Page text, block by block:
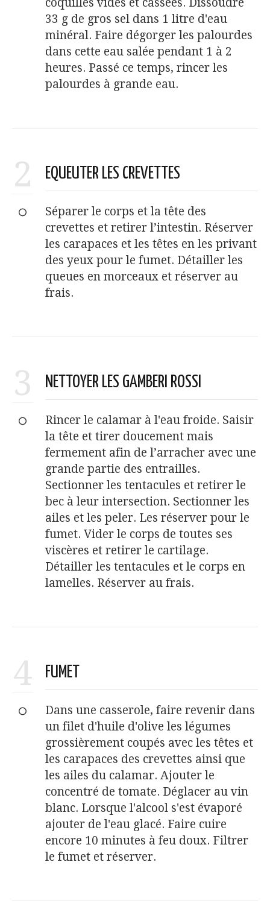
33 g de gros sel dans 1 litre d'eau
minéral. Faire dégorger les palourdes
dans cette eau salée pendant 1 à 2
heures. Passé ce temps, rincer les
palourdes à grande eau.
2 EQUEUTER LES CREVETTES
Séparer le corps et la tête des
crevettes et retirer l’intestin. Réserver
les carapaces et les têtes en les privant
des yeux pour le fumet. Détailler les
queues en morceaux et réserver au
frais.
3 NETTOYER LES GAMBERI ROSSI
Rincer le calamar à l'eau froide. Saisir
la tête et tirer doucement mais
fermement afin de l’arracher avec une
grande partie des entrailles.
Sectionner les tentacules et retirer le
bec à leur intersection. Sectionner les
ailes et les peler. Les réserver pour le
fumet. Vider le corps de toutes ses
viscères et retirer le cartilage.
Détailler les tentacules et le corps en
lamelles. Réserver au frais.
4 FUMET
Dans une casserole, faire revenir dans
un filet d'huile d'olive les légumes
grossièrement coupés avec les têtes et
les carapaces des crevettes ainsi que
les ailes du calamar. Ajouter le
concentré de tomate. Déglacer au vin
blanc. Lorsque l'alcool s'est évaporé
ajouter de l'eau glacé. Faire cuire
encore 10 minutes à feu doux. Filtrer
le fumet et réserver.